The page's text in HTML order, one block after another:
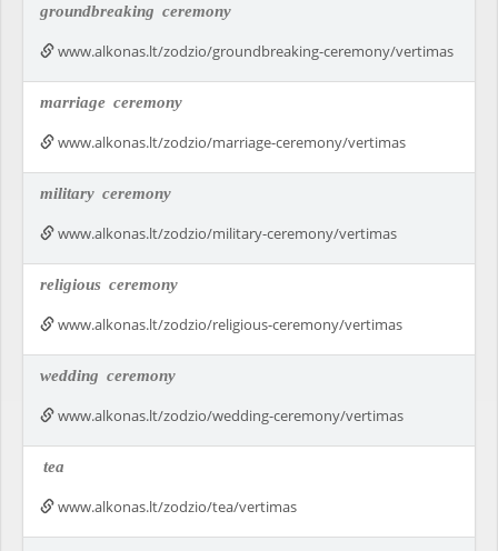
groundbreaking ceremony
www.alkonas.lt/zodzio/groundbreaking-ceremony/vertimas
marriage ceremony
www.alkonas.lt/zodzio/marriage-ceremony/vertimas
military ceremony
www.alkonas.lt/zodzio/military-ceremony/vertimas
religious ceremony
www.alkonas.lt/zodzio/religious-ceremony/vertimas
wedding ceremony
www.alkonas.lt/zodzio/wedding-ceremony/vertimas
tea
www.alkonas.lt/zodzio/tea/vertimas